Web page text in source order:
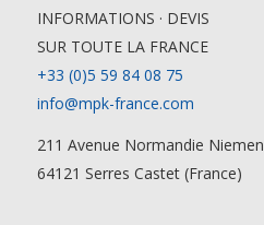
INFORMATIONS · DEVIS
SUR TOUTE LA FRANCE
+33 (0)5 59 84 08 75
info@mpk-france.com
211 Avenue Normandie Niemen
64121 Serres Castet (France)